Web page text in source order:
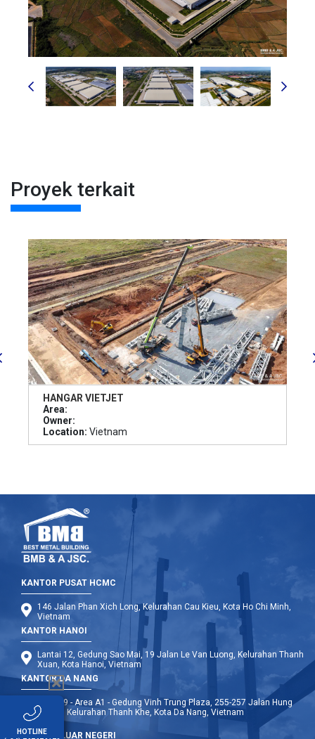
Proyek terkait
HANGAR VIETJET
Area:
Owner:
Location: Vietnam
KANTOR PUSAT HCMC
146 Jalan Phan Xich Long, Kelurahan Cau Kieu, Kota Ho Chi Minh,
Vietnam
KANTOR HANOI
Lantai 12, Gedung Sao Mai, 19 Jalan Le Van Luong, Kelurahan Thanh
Xuan, Kota Hanoi, Vietnam
KANTOR DA NANG
Lantai 9 - Area A1 - Gedung Vinh Trung Plaza, 255-257 Jalan Hung
Vuong, Kelurahan Thanh Khe, Kota Da Nang, Vietnam
CABANG LUAR NEGERI
HOTLINE